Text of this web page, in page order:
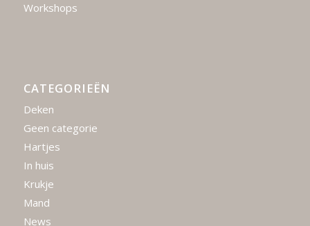
Workshops
CATEGORIEËN
Deken
Geen categorie
Hartjes
In huis
Krukje
Mand
News